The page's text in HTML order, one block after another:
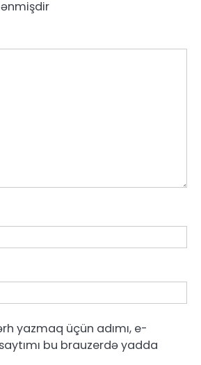
yazmaq üçün adımı, e-
bu brauzerdə yadda